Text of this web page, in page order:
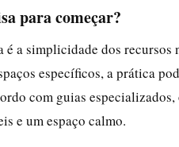
para começar?
a simplicidade dos
específicos, a prática
com guias
e um espaço calmo.